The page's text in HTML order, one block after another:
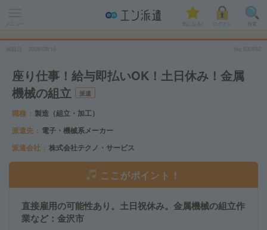
メニュー 気になる! 検索
10 No.830592
座り仕事！給与即払いOK！土日休み！金属
機械の組立
派遣
職種
製造（組立・加工）
派遣先
電子・機械系メーカー
派遣会社
株式会社テクノ・サービス
ここがポイント！
直接雇用の可能性あり。土日祝休み。金属機械の組立作
業など：金沢市